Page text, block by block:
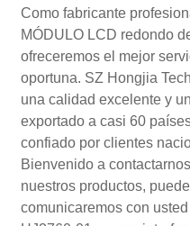
Como fabricante
MÓDULO LCD redondo
ofreceremos el mejor
oportuna. SZ Hongjia
una calidad excelente y
exportado a casi 60
confiado por clientes
Bienvenido a
nuestros productos,
comunicaremos con